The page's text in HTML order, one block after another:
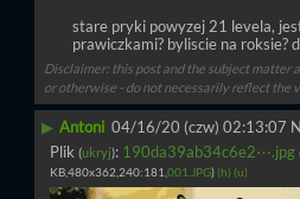
stare pryki powyzej 21 levela,
prawiczkami? byliscie na roksie?
Disclaimer: this post and the subject matter
or otherwise - do not necessarily reflect the
▶ Antoni 04/16/20 (czw) 02:13:07
Plik (ukryj): 190da39ab34c6e2⋯.jpg
KB,480x362,240:181, 001.JPG)(h) (u)